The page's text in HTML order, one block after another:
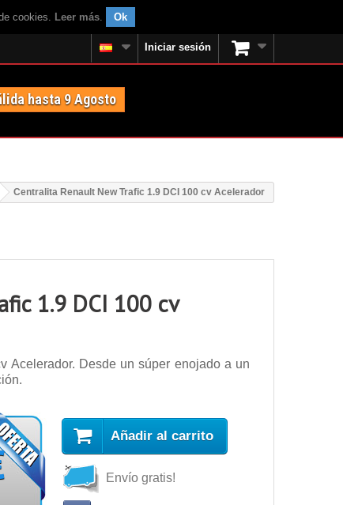
cookies. Leer más. Ok
Iniciar sesión
hasta 9 Agosto
Centralita Renault New Trafic 1.9 DCI 100 cv Acelerador
1.9 DCI 100 cv
Acelerador. Desde un súper enojado a un
Añadir al carrito
Envío gratis!